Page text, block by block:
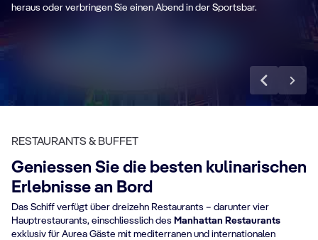
heraus oder verbringen Sie einen Abend in der Sportsbar.
RESTAURANTS & BUFFET
Geniessen Sie die besten kulinarischen
Erlebnisse an Bord
Das Schiff verfügt über dreizehn Restaurants – darunter vier
Hauptrestaurants, einschliesslich des Manhattan Restaurants
exklusiv für Aurea Gäste mit mediterranen und internationalen